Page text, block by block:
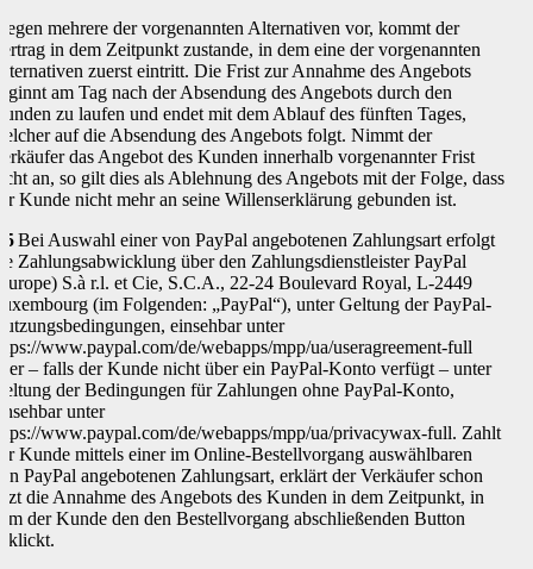
mehrere der vorgenannten Alternativen vor, kommt der
in dem Zeitpunkt zustande, in dem eine der vorgenannten
zuerst eintritt. Die Frist zur Annahme des Angebots
am Tag nach der Absendung des Angebots durch den
zu laufen und endet mit dem Ablauf des fünften Tages,
auf die Absendung des Angebots folgt. Nimmt der
das Angebot des Kunden innerhalb vorgenannter Frist
an, so gilt dies als Ablehnung des Angebots mit der Folge, dass
Kunde nicht mehr an seine Willenserklärung gebunden ist.
Bei Auswahl einer von PayPal angebotenen Zahlungsart erfolgt
Zahlungsabwicklung über den Zahlungsdienstleister PayPal
S.à r.l. et Cie, S.C.A., 22-24 Boulevard Royal, L-2449
(im Folgenden: „PayPal“), unter Geltung der PayPal-
einsehbar unter
www.paypal.com/de/webapps/mpp/ua/useragreement-full
– falls der Kunde nicht über ein PayPal-Konto verfügt – unter
der Bedingungen für Zahlungen ohne PayPal-Konto,
unter
www.paypal.com/de/webapps/mpp/ua/privacywax-full. Zahlt
Kunde mittels einer im Online-Bestellvorgang auswählbaren
PayPal angebotenen Zahlungsart, erklärt der Verkäufer schon
die Annahme des Angebots des Kunden in dem Zeitpunkt, in
der Kunde den den Bestellvorgang abschließenden Button